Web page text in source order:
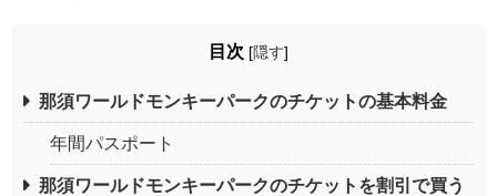
目次 [隠す]
那須ワールドモンキーパークのチケットの基本料金
年間パスポート
那須ワールドモンキーパークのチケットを割引で買う